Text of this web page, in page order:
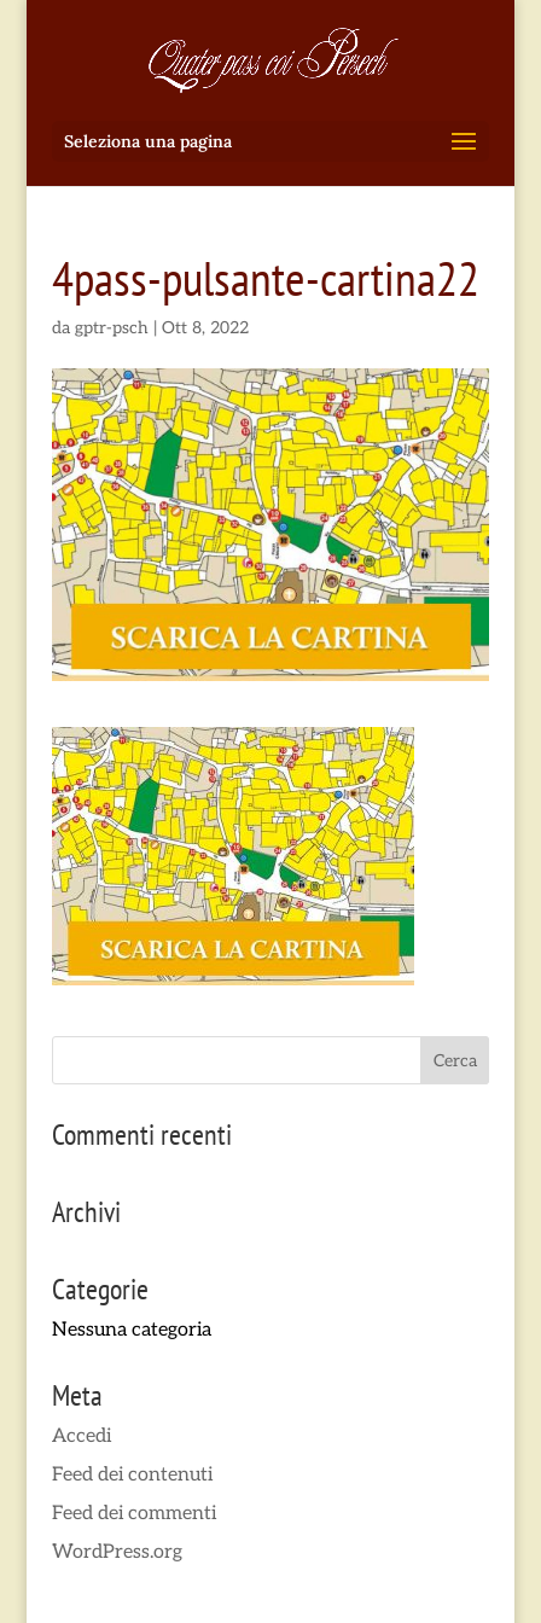
Seleziona una pagina
4pass-pulsante-cartina22
da gptr-psch| Ott 8, 2022
Commenti recenti
Archivi
Categorie
Nessuna categoria
Meta
Accedi
Feed dei contenuti
Feed dei commenti
WordPress.org